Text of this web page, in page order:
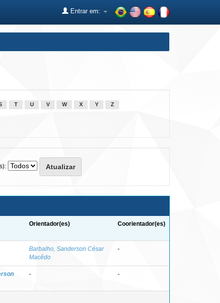
Entrar em:
T U V W X Y Z
Orientador(es) Coorientador(es)
Barbalho, Sanderson César
Macêdo
-
- -